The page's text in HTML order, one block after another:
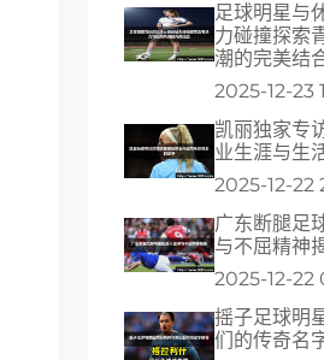
足球明星与
力碰撞探索
潮的完美结
2025-12-23
凯丽独家专
业生涯与生
2025-12-22
广东断腿足
与不屈精神
2025-12-22
摇子足球明
们的传奇名